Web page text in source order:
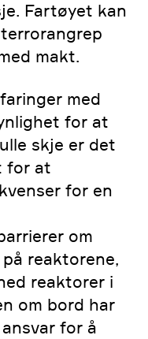
Fartøyet kan
makt.
med
for at
skje er det
for at
for en
om
reaktorene,
reaktorer i
om bord har
for å